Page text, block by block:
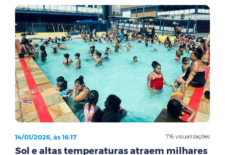
716 visualizações
14/01/2026, às 16:17
Sol e altas temperaturas atraem milhares